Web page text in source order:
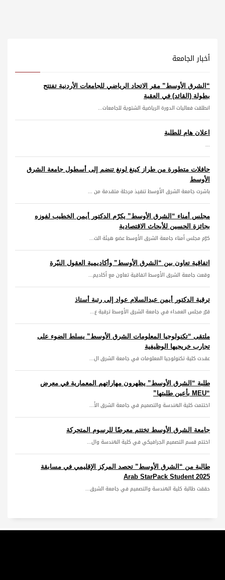
أخبار الجامعة
“الشرق الأوسط” مقر الاتحاد الرياضي للجامعات الأردنية تفتتح
بطولة (القائد) في العقبة
انطلقت فعاليات الدورة الرياضية الشتوية للجامعات...
اعلان هام للطلبة
...
حافلات متطورة من طراز كينغ لونغ تنضم إلى أسطول جامعة الشرق
الأوسط
باشرت جامعة الشرق الأوسط تنفيذ مرحلة متقدمة من ...
مجلس أمناء “الشرق الأوسط” يكرّم الدكتور أيمن الخطيب لفوزه
بجائزة الحسين للأبحاث الاقتصادية
كرّم مجلس أمناء جامعة الشرق الأوسط عضو هيئة الت...
اتفاقية تعاون بين “الشرق الأوسط” وأكاديمية العقول النيّرة
وقعت جامعة الشرق الأوسط اتفاقية تعاون مع أكاديم...
ترقية الدكتور أيمن عبدالسلام عواد إلى رتبة أستاذ
قرّر مجلس العمداء في جامعة الشرق الأوسط ترقية ع...
ملتقى “تكنولوجيا المعلومات الشرق الأوسط” يسلط الضوء على
تجارب خريجيها الوظيفية
عقدت كلية تكنولوجيا المعلومات في جامعة الشرق ال...
طلبة “الشرق الأوسط” يظهرون مهاراتهم المعمارية في معرض
“MEU بأعين طلبتها”
اختتمت كلية الهندسة والتصميم في جامعة الشرق الأ...
جامعة الشرق الأوسط تختتم معرضًا للرسوم المتحركة
اختتم قسم التصميم الجرافيكي في كلية الهندسة وال...
طالبة من “الشرق الأوسط” تحصد المركز الإقليمي في مسابقة
Arab StarPack Student 2025
حققت طالبة كلية الهندسة والتصميم في جامعة الشرق...